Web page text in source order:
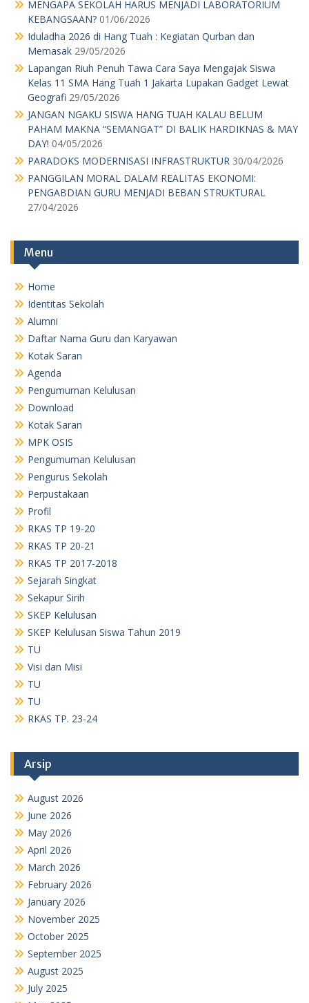
Menu
Home
Identitas Sekolah
Alumni
Daftar Nama Guru dan Karyawan
Kotak Saran
Agenda
Pengumuman Kelulusan
Download
Kotak Saran
Pengumuman Kelulusan
Pengurus Sekolah
Perpustakaan
Profil
RKAS TP 19-20
RKAS TP 20-21
RKAS TP 2017-2018
Sejarah Singkat
Sekapur Sirih
SKEP Kelulusan
SKEP Kelulusan Siswa Tahun 2019
TU
Visi dan Misi
TU
TU
RKAS TP. 23-24
Arsip
August 2026
June 2026
May 2026
April 2026
March 2026
February 2026
January 2026
November 2025
October 2025
August 2025
July 2025
May 2025
April 2025
January 2025
December 2024
November 2024
October 2024
September 2024
August 2024
July 2024
June 2024
May 2024
April 2024